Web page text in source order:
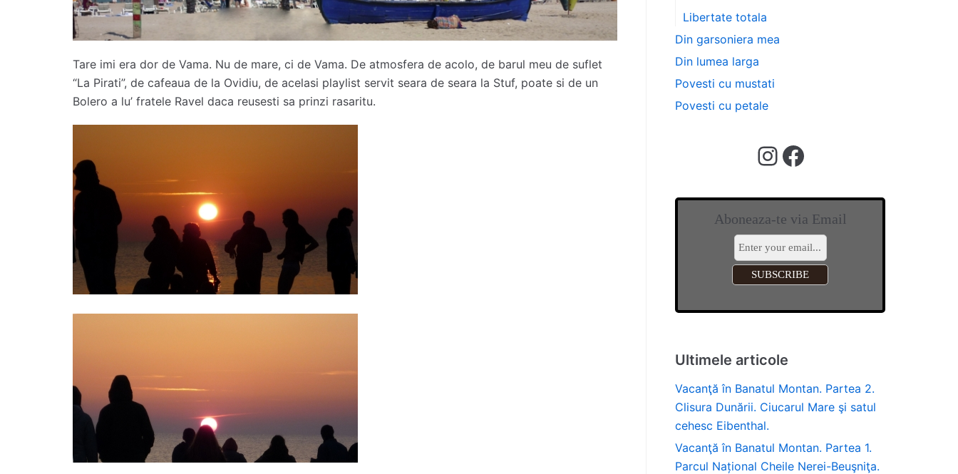
Tare imi era dor de Vama. Nu de mare, ci de Vama. De atmosfera de acolo, de barul meu de suflet
“La Pirati”, de cafeaua de la Ovidiu, de acelasi playlist servit seara de seara la Stuf, poate si de un
Bolero a lu’ fratele Ravel daca reusesti sa prinzi rasaritu.
Libertate totala
Din garsoniera mea
Din lumea larga
Povesti cu mustati
Povesti cu petale
Aboneaza-te via Email
Ultimele articole
Vacanţă în Banatul Montan. Partea 2.
Clisura Dunării. Ciucarul Mare şi satul
cehesc Eibenthal.
Vacanţă în Banatul Montan. Partea 1.
Parcul Național Cheile Nerei-Beuşniţa.